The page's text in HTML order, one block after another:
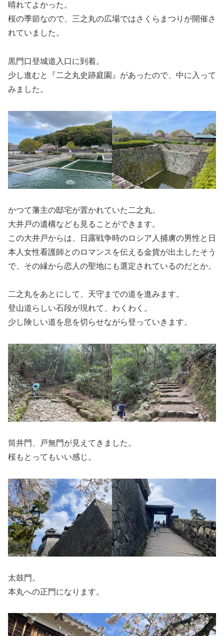
晴れてよかった。
桜の季節なので、三之丸の広場ではさくらまつりが開催さ
れていました。
黒門口登城道入口に到着。
少し進むと『二之丸史跡庭園』があったので、中に入って
みました。
かつて藩主の邸宅が置かれていた二之丸。
大井戸の遺構なども見ることができます。
この大井戸からは、日露戦争時のロシア人捕虜の男性と日
本人女性看護師とのロマンスを伝える金貨が出土したそう
で、その縁から恋人の聖地にも選定されているのだとか。
二之丸をあとにして、天守までの道を進みます。
登山道らしい石段が現れて、わくわく。
少し険しい道を息を切らせながら登っていきます。
筒井門、戸無門が見えてきました。
桜もとってもいい感じ。
太鼓門。
本丸への正門になります。